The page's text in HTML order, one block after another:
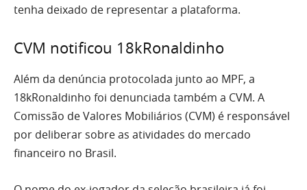
tenha deixado de representar a plataforma.
CVM notificou 18kRonaldinho
Além da denúncia protocolada junto ao MPF, a
18kRonaldinho foi denunciada também a CVM. A
Comissão de Valores Mobiliários (CVM) é responsável
por deliberar sobre as atividades do mercado
financeiro no Brasil.